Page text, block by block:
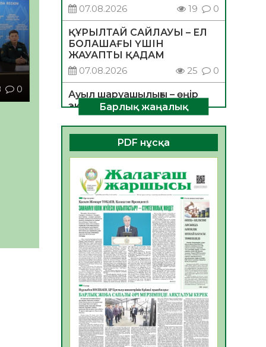
0
07.08.2026
19 0
ҚҰРЫЛТАЙ САЙЛАУЫ – ЕЛ
БОЛАШАҒЫ ҮШІН
ЖАУАПТЫ ҚАДАМ
07.08.2026
25 0
Ауыл шаруашылығы – өңір
экономикасының негізгі
тірегі
06.08.2026
34 0
ҚОҒАМДЫҚ БЕЛСЕНДІЛІК –
ЕЛ ДАМУЫНЫҢ НЕГІЗІ
06.08.2026
32
ҚҰРЫЛТАЙ САЙЛАУЫ –
БОЛАШАҚҚА БАСТАР
ЖАУАПТЫ ТАҢДАУ
06.08.2026
35
Инфекциялық ауруларға
қарсы иммундау
жұмыстарының тиімділігі
06.08.2026
35
Көкжөтел ауруы туралы
Барлық жаңалық
PDF нұсқа